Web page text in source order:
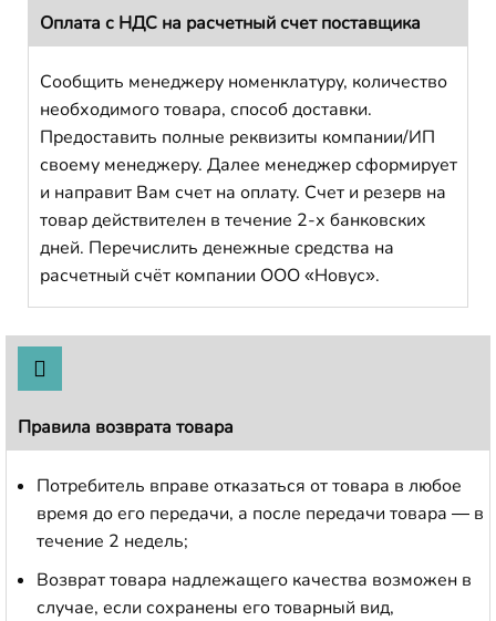
Оплата с НДС на расчетный счет поставщика
Сообщить менеджеру номенклатуру, количество
необходимого товара, способ доставки.
Предоставить полные реквизиты компании/ИП
своему менеджеру. Далее менеджер сформирует
и направит Вам счет на оплату. Счет и резерв на
товар действителен в течение 2-х банковских
дней. Перечислить денежные средства на
расчетный счёт компании ООО «Новус».
Правила возврата товара
Потребитель вправе отказаться от товара в любое
время до его передачи, а после передачи товара — в
течение 2 недель;
Возврат товара надлежащего качества возможен в
случае, если сохранены его товарный вид,